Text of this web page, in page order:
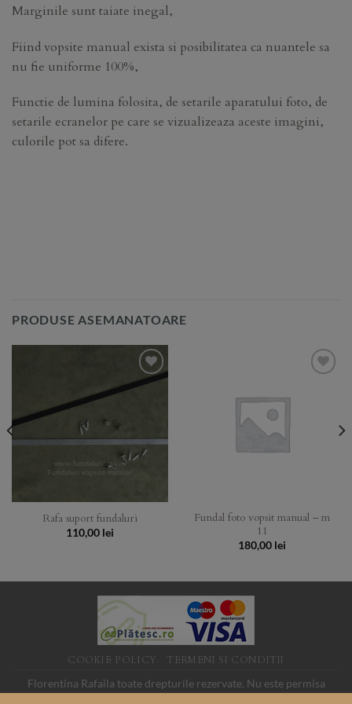
Marginile sunt taiate inegal,
Fiind vopsite manual exista si posibilitatea ca nuantele sa
nu fie uniforme 100%,
Functie de lumina folosita, de setarile aparatului foto, de
setarile ecranelor pe care se vizualizeaza aceste imagini,
culorile pot sa difere.
PRODUSE ASEMANATOARE
Add to
Rafa suport fundaluri
110,00 lei
Fundal foto vopsit manual – m
11
180,00 lei
COOKIE POLICY TERMENI SI CONDITII
Florentina Rafaila toate drepturile rezervate. Nu este permisa